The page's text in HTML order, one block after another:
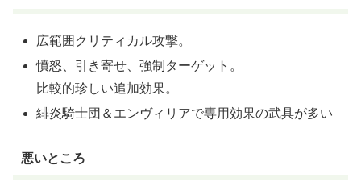
広範囲クリティカル攻撃。
憤怒、引き寄せ、強制ターゲット。
比較的珍しい追加効果。
緋炎騎士団＆エンヴィリアで専用効果の武具が多い
悪いところ